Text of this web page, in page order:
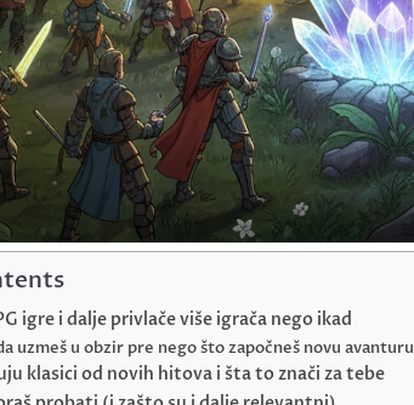
igre i dalje privlače više igrača nego ikad
uzmeš u obzir pre nego što započneš novu avanturu
klasici od novih hitova i šta to znači za tebe